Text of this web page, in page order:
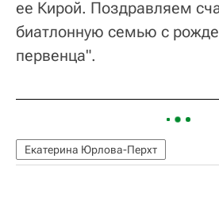
ее Кирой. Поздравляем
биатлонную семью с
первенца".
Екатерина Юрлова-Перхт